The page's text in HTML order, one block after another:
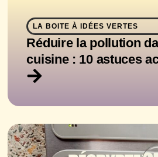
LA BOITE À IDÉES VERTES
Réduire la pollution
cuisine : 10 astuces